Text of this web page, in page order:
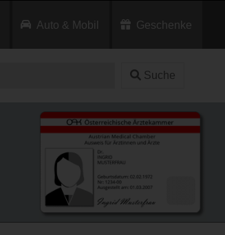
Auto & Mobil Geschenke
Suche